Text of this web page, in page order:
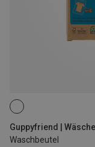
Guppyfriend |
Waschbeutel
ONE SIZE